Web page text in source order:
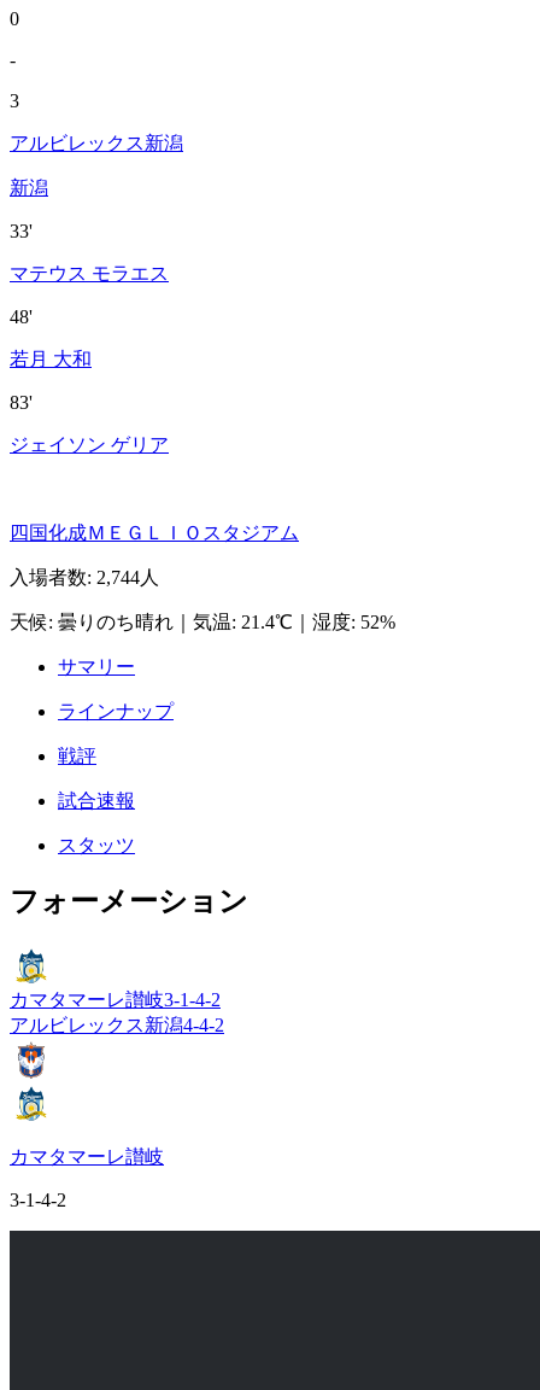
0
-
3
アルビレックス新潟
新潟
33'
マテウス モラエス
48'
若月 大和
83'
ジェイソン ゲリア
四国化成ＭＥＧＬＩＯスタジアム
入場者数: 2,744人
天候: 曇りのち晴れ 気温: 21.4℃ 湿度: 52%
サマリー
ラインナップ
戦評
試合速報
スタッツ
フォーメーション
カマタマーレ讃岐3-1-4-2
アルビレックス新潟4-4-2
カマタマーレ讃岐
3-1-4-2